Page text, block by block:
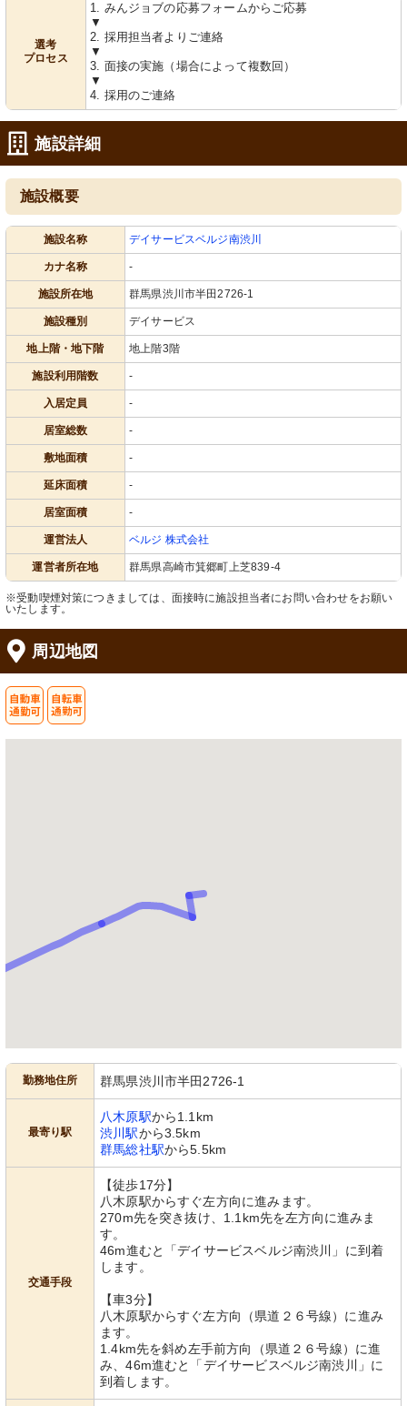
選考
プロセス
1. みんジョブの応募フォームからご応募
▼
2. 採用担当者よりご連絡
▼
3. 面接の実施（場合によって複数回）
▼
4. 採用のご連絡
施設詳細
施設概要
施設名称 デイサービスベルジ南渋川
カナ名称 -
施設所在地 群馬県渋川市半田2726-1
施設種別 デイサービス
地上階・地下階 地上階3階
施設利用階数 -
入居定員 -
居室総数 -
敷地面積 -
延床面積 -
居室面積 -
運営法人 ベルジ 株式会社
運営者所在地 群馬県高崎市箕郷町上芝839-4
※受動喫煙対策につきましては、面接時に施設担当者にお問い合わせをお願い
いたします。
周辺地図
勤務地住所 群馬県渋川市半田2726-1
最寄り駅
八木原駅から1.1km
渋川駅から3.5km
群馬総社駅から5.5km
交通手段
【徒歩17分】
八木原駅からすぐ左方向に進みます。
270m先を突き抜け、1.1km先を左方向に進みま
す。
46m進むと「デイサービスベルジ南渋川」に到着
します。
【車3分】
八木原駅からすぐ左方向（県道２６号線）に進み
ます。
1.4km先を斜め左手前方向（県道２６号線）に進
み、46m進むと「デイサービスベルジ南渋川」に
到着します。